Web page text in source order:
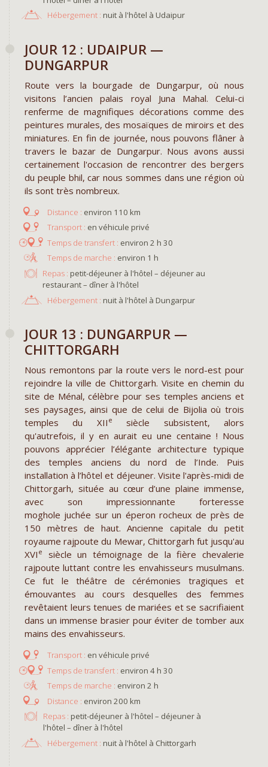
Hébergement : nuit à l'hôtel à Udaipur
JOUR 12 : UDAIPUR —
DUNGARPUR
Route vers la bourgade de Dungarpur, où nous
visitons l’ancien palais royal Juna Mahal. Celui-ci
renferme de magnifiques décorations comme des
peintures murales, des mosaïques de miroirs et des
miniatures. En fin de journée, nous pouvons flâner à
travers le bazar de Dungarpur. Nous avons aussi
certainement l'occasion de rencontrer des bergers
du peuple bhil, car nous sommes dans une région où
ils sont très nombreux.
environ 110 km
en véhicule privé
environ 2 h 30
environ 1 h
Repas : petit-déjeuner à l'hôtel – déjeuner au
restaurant – dîner à l'hôtel
Hébergement : nuit à l'hôtel à Dungarpur
JOUR 13 : DUNGARPUR —
CHITTORGARH
Nous remontons par la route vers le nord-est pour
rejoindre la ville de Chittorgarh. Visite en chemin du
site de Ménal, célèbre pour ses temples anciens et
ses paysages, ainsi que de celui de Bijolia où trois
temples du XII e
siècle subsistent, alors
qu'autrefois, il y en aurait eu une centaine ! Nous
pouvons apprécier l’élégante architecture typique
des temples anciens du nord de l’Inde. Puis
installation à l’hôtel et déjeuner. Visite l'après-midi de
Chittorgarh, située au cœur d’une plaine immense,
avec son impressionnante forteresse
moghole juchée sur un éperon rocheux de près de
150 mètres de haut. Ancienne capitale du petit
royaume rajpoute du Mewar, Chittorgarh fut jusqu'au
XVI e
siècle un témoignage de la fière chevalerie
rajpoute luttant contre les envahisseurs musulmans.
Ce fut le théâtre de cérémonies tragiques et
émouvantes au cours desquelles des femmes
revêtaient leurs tenues de mariées et se sacrifiaient
dans un immense brasier pour éviter de tomber aux
mains des envahisseurs.
en véhicule privé
environ 4 h 30
environ 2 h
environ 200 km
Repas : petit-déjeuner à l'hôtel – déjeuner à
l'hôtel – dîner à l'hôtel
Hébergement : nuit à l'hôtel à Chittorgarh